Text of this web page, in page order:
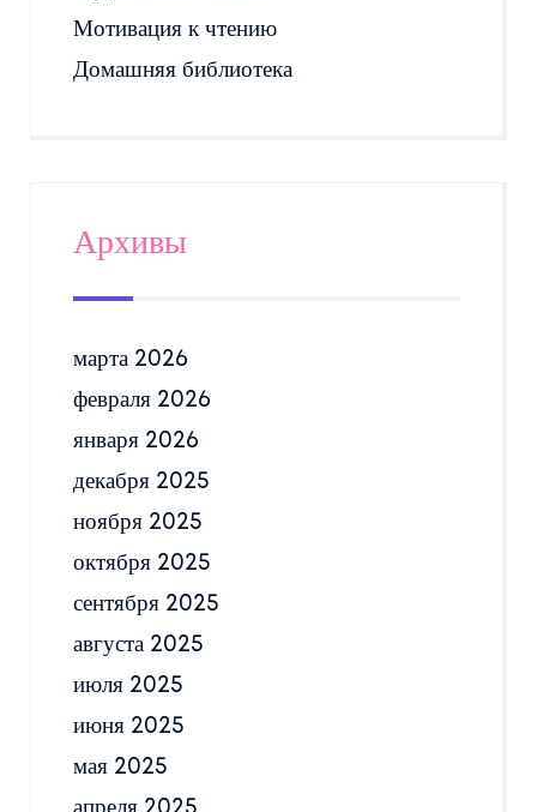
Мотивация к чтению
Домашняя библиотека
Архивы
марта 2026
февраля 2026
января 2026
декабря 2025
ноября 2025
октября 2025
сентября 2025
августа 2025
июля 2025
июня 2025
мая 2025
апреля 2025